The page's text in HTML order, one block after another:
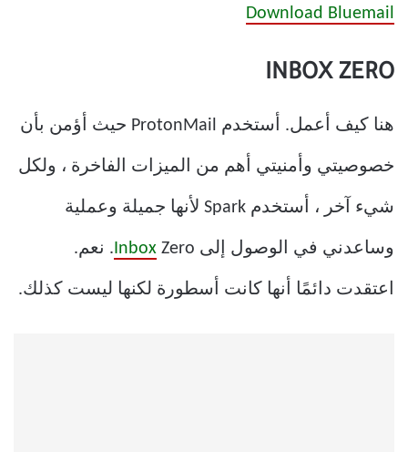
Download Bluemail
INBOX ZERO
هنا كيف أعمل. أستخدم ProtonMail حيث أؤمن بأن
خصوصيتي وأمنيتي أهم من الميزات الفاخرة ، ولكل
شيء آخر ، أستخدم Spark لأنها جميلة وعملية
وساعدني في الوصول إلى InboxZero. نعم.
اعتقدت دائمًا أنها كانت أسطورة لكنها ليست كذلك.